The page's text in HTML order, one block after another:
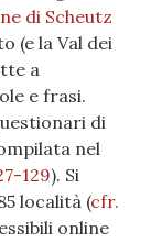
di Scheutz
(e la Val dei
a
e frasi.
di
nel
129). Si
località (cfr.
online